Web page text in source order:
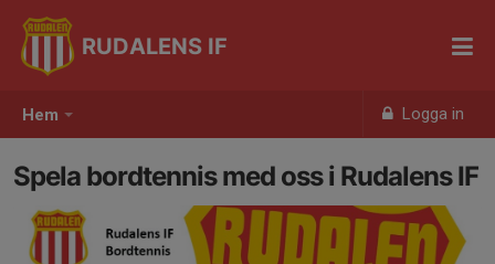
Hem Logga in
RUDALENS IF
Spela bordtennis med oss i Rudalens IF